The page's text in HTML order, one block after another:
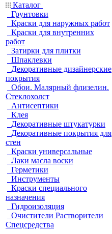
Каталог
Грунтовки
Краски для наружных работ
Краски для внутренних
работ
Затирки для плитки
Шпаклевки
Декоративные дизайнерские
покрытия
Обои. Малярный флизелин.
Стеклохолст
Антисептики
Клея
Декоративные штукатурки
Декоративные покрытия для
стен
Краски универсальные
Лаки масла воски
Герметики
Инструменты
Краски специального
назначения
Гидроизоляция
Очистители Растворители
Спецсредства